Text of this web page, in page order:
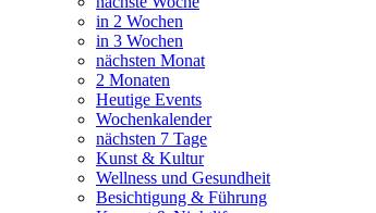
in 2 Wochen
in 3 Wochen
nächsten Monat
2 Monaten
Heutige Events
Wochenkalender
nächsten 7 Tage
Kunst & Kultur
Wellness und Gesundheit
Besichtigung & Führung